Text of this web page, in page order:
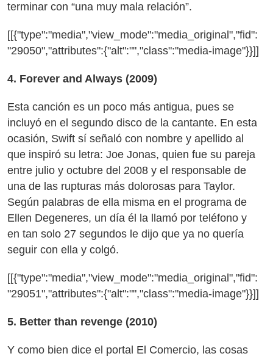
terminar con “una muy mala relación”.
[[{"type":"media","view_mode":"media_original","fid":
"29050","attributes":{"alt":"","class":"media-image"}}]]
4. Forever and Always (2009)
Esta canción es un poco más antigua, pues se
incluyó en el segundo disco de la cantante. En esta
ocasión, Swift sí señaló con nombre y apellido al
que inspiró su letra: Joe Jonas, quien fue su pareja
entre julio y octubre del 2008 y el responsable de
una de las rupturas más dolorosas para Taylor.
Según palabras de ella misma en el programa de
Ellen Degeneres, un día él la llamó por teléfono y
en tan solo 27 segundos le dijo que ya no quería
seguir con ella y colgó.
[[{"type":"media","view_mode":"media_original","fid":
"29051","attributes":{"alt":"","class":"media-image"}}]]
5. Better than revenge (2010)
Y como bien dice el portal El Comercio, las cosas